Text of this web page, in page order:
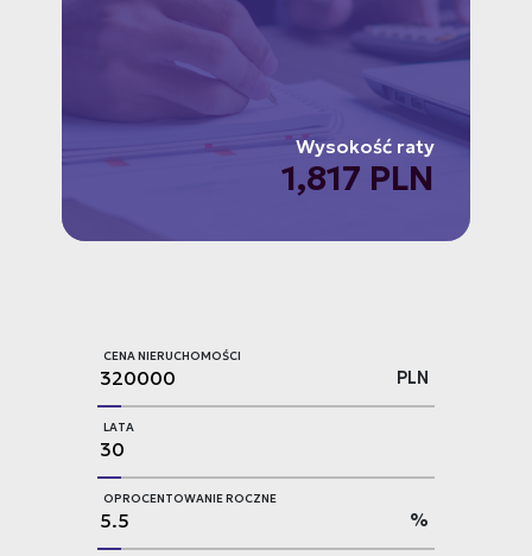
Wysokość raty
1,817 PLN
CENA NIERUCHOMOŚCI
PLN
LATA
OPROCENTOWANIE ROCZNE
%